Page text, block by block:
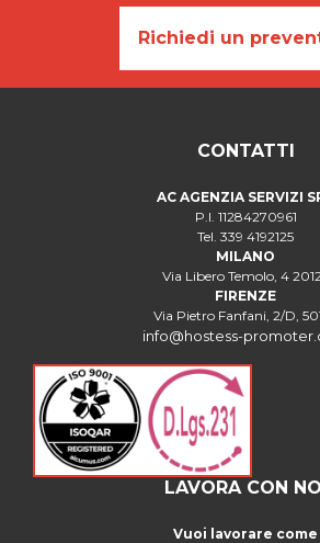
Richiedi un
CONTATTI
AC AGENZIA SERVIZI
P.I. 11284270961
Tel. 339 4192125
MILANO
Via Libero Temolo, 4
FIRENZE
Via Pietro Fanfani, 2/D,
info@hostess-
LAVORA CON
Vuoi lavorare come